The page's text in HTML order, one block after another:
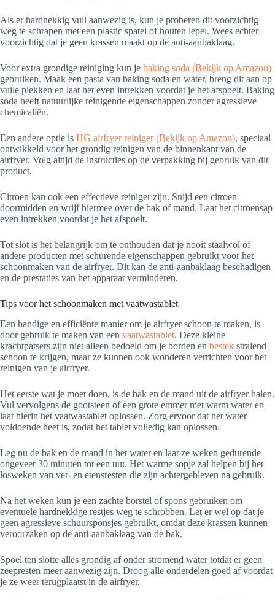
Als er hardnekkig vuil aanwezig is, kun je proberen dit voorzichtig
weg te schrapen met een plastic spatel of houten lepel. Wees echter
voorzichtig dat je geen krassen maakt op de anti-aanbaklaag.
Voor extra grondige reiniging kun je baking soda (Bekijk op Amazon)
gebruiken. Maak een pasta van baking soda en water, breng dit aan op
vuile plekken en laat het even intrekken voordat je het afspoelt. Baking
soda heeft natuurlijke reinigende eigenschappen zonder agressieve
chemicaliën.
Een andere optie is HG airfryer reiniger (Bekijk op Amazon), speciaal
ontwikkeld voor het grondig reinigen van de binnenkant van de
airfryer. Volg altijd de instructies op de verpakking bij gebruik van dit
product.
Citroen kan ook een effectieve reiniger zijn. Snijd een citroen
doormidden en wrijf hiermee over de bak of mand. Laat het citroensap
even intrekken voordat je het afspoelt.
Tot slot is het belangrijk om te onthouden dat je nooit staalwol of
andere producten met schurende eigenschappen gebruikt voor het
schoonmaken van de airfryer. Dit kan de anti-aanbaklaag beschadigen
en de prestaties van het apparaat verminderen.
Tips voor het schoonmaken met vaatwastablet
Een handige en efficiënte manier om je airfryer schoon te maken, is
door gebruik te maken van een vaatwastablet. Deze kleine
krachtpatsers zijn niet alleen bedoeld om je borden en bestek stralend
schoon te krijgen, maar ze kunnen ook wonderen verrichten voor het
reinigen van je airfryer.
Het eerste wat je moet doen, is de bak en de mand uit de airfryer halen.
Vul vervolgens de gootsteen of een grote emmer met warm water en
laat hierin het vaatwastablet oplossen. Zorg ervoor dat het water
voldoende heet is, zodat het tablet volledig kan oplossen.
Leg nu de bak en de mand in het water en laat ze weken gedurende
ongeveer 30 minuten tot een uur. Het warme sopje zal helpen bij het
losweken van vet- en etensresten die zijn achtergebleven na gebruik.
Na het weken kun je een zachte borstel of spons gebruiken om
eventuele hardnekkige restjes weg te schrobben. Let er wel op dat je
geen agressieve schuursponsjes gebruikt, omdat deze krassen kunnen
veroorzaken op de anti-aanbaklaag van de bak.
Spoel ten slotte alles grondig af onder stromend water totdat er geen
zeepresten meer aanwezig zijn. Droog alle onderdelen goed af voordat
je ze weer terugplaatst in de airfryer.